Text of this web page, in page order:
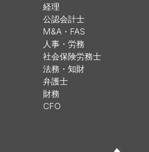
経理
公認会計士
M&A・FAS
人事・労務
社会保険労務士
法務・知財
弁護士
財務
CFO